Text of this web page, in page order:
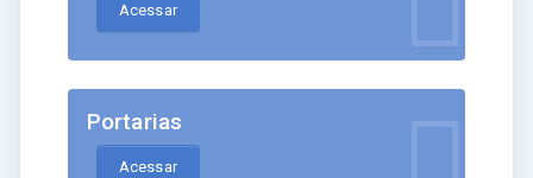
Acessar
Portarias
Acessar